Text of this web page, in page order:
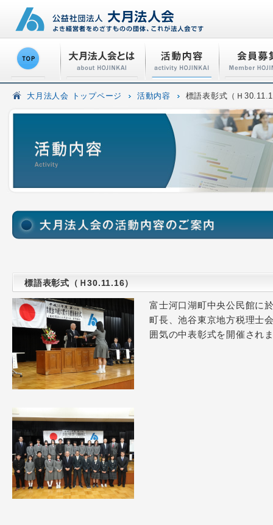
大月法人会 トップページ 活動内容 標語表彰式（Ｈ
標語表彰式（Ｈ30.11.16）
富士河口湖町中央公民館に
町長、池谷東京地方税理士
囲気の中表彰式を開催され